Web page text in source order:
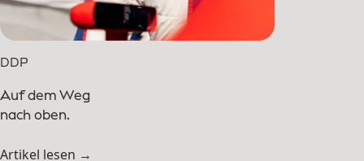
DDP
Auf dem Weg
nach oben.
Artikel lesen →